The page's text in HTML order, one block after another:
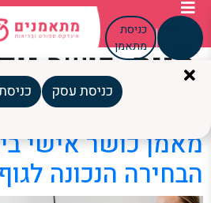
כניסת
מתאמן
כניסת עסק
תגית:כושר
ירושלים
מאמן כושר אישי
הבחירה הנכונה